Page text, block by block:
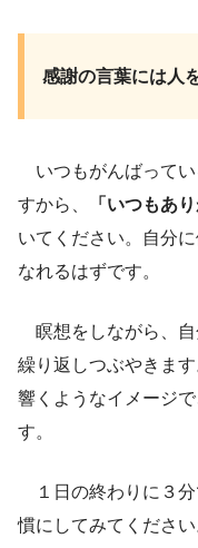
感謝の言葉には人
いつもがんばってい
すから、
「いつもあ
いてください。自分
なれるはずです。
瞑想をしながら、自
繰り返しつぶやきま
響くようなイメージ
す。
１日の終わりに３分
慣にしてみてください